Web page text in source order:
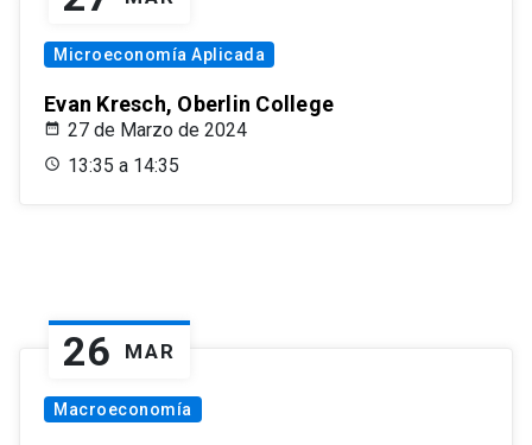
Microeconomía Aplicada
Evan Kresch, Oberlin College
27 de Marzo de 2024
13:35 a 14:35
26 MAR
Macroeconomía